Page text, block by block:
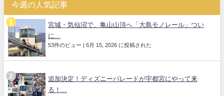
今週の人気記事
宮城・気仙沼で、亀山山頂へ「大島モノレール」つい
に...
53件のビュー | 6月 15, 2026 に投稿された
追加決定！ディズニーパレードが宇都宮にやって来
る！...